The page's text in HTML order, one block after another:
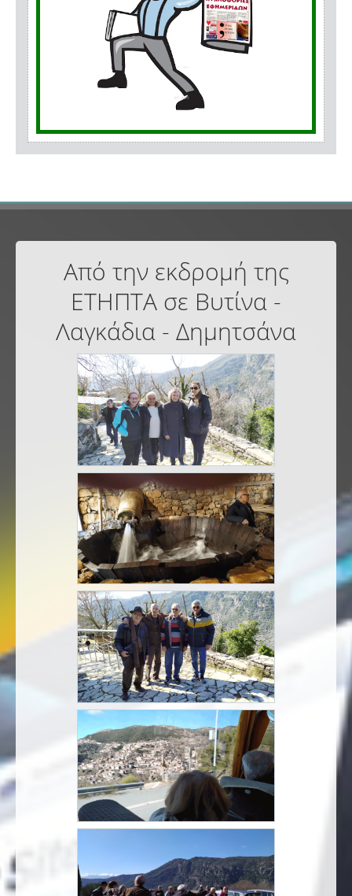
Από την εκδρομή της
ΕΤΗΠΤΑ σε Βυτίνα -
Λαγκάδια - Δημητσάνα